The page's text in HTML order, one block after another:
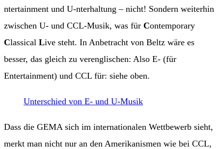
ntertainment und U-nterhaltung – nicht! Sondern weiterhin
zwischen U- und CCL-Musik, was für Contemporary
Classical Live steht. In Anbetracht von Beltz wäre es
besser, das gleich zu verenglischen: Also E- (für
Entertainment) und CCL für: siehe oben.
Unterschied von E- und U-Musik
Dass die GEMA sich im internationalen Wettbewerb sieht,
merkt man nicht nur an den Amerikanismen wie bei CCL,